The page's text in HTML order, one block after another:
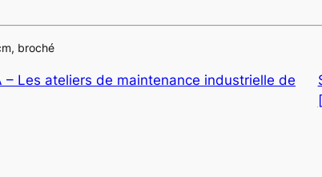
broché
– Les ateliers de maintenance industrielle de